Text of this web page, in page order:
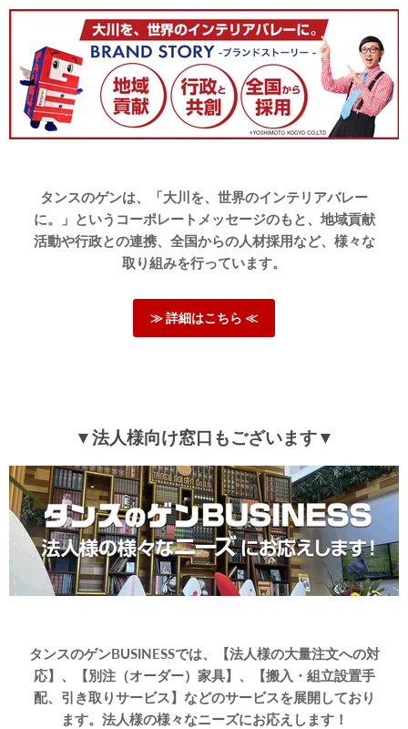
タンスのゲンは、「大川を、世界のインテリアバレー
に。」というコーポレートメッセージのもと、地域貢献
活動や行政との連携、全国からの人材採用など、様々な
取り組みを行っています。
≫ 詳細はこちら ≪
▼法人様向け窓口もございます▼
タンスのゲンBUSINESSでは、【法人様の大量注文への対
応】、【別注（オーダー）家具】、【搬入・組立設置手
配、引き取りサービス】などのサービスを展開しており
ます。法人様の様々なニーズにお応えします！